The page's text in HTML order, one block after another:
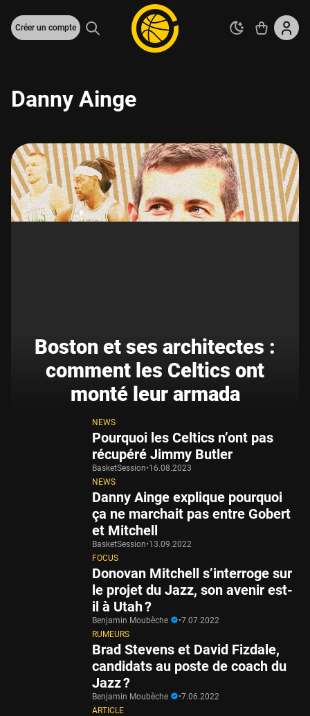
Créer un compte
Danny Ainge
Boston et ses architectes :
comment les Celtics ont
monté leur armada
NEWS
Pourquoi les Celtics n’ont pas
récupéré Jimmy Butler
BasketSession•16.08.2023
NEWS
Danny Ainge explique pourquoi
ça ne marchait pas entre Gobert
et Mitchell
BasketSession•13.09.2022
FOCUS
Donovan Mitchell s’interroge sur
le projet du Jazz, son avenir est-
il à Utah ?
Benjamin Moubèche •7.07.2022
RUMEURS
Brad Stevens et David Fizdale,
candidats au poste de coach du
Jazz ?
Benjamin Moubèche •7.06.2022
ARTICLE